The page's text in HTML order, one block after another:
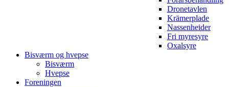
Dronetavlen
Krämerplade
Nassenheider
Fri myresyre
Oxalsyre
Bisværm og hvepse
Bisværm
Hvepse
Foreningen